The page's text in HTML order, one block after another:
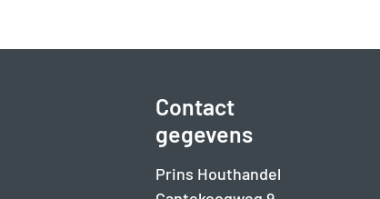
Contact
gegevens
Prins Houthandel